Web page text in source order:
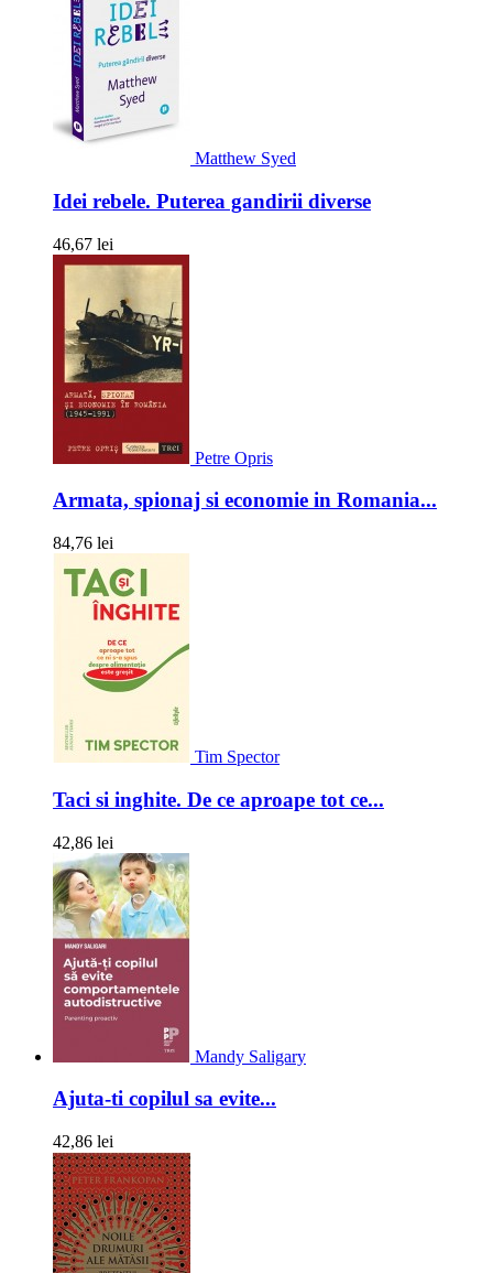
Matthew Syed
Idei rebele. Puterea gandirii diverse
46,67 lei
Petre Opris
Armata, spionaj si economie in Romania...
84,76 lei
Tim Spector
Taci si inghite. De ce aproape tot ce...
42,86 lei
Mandy Saligary
Ajuta-ti copilul sa evite...
42,86 lei